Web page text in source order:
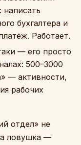
написать
бухгалтера и
Работает.
— его просто
500–3000
— активности,
рабочих
отдел» не
ловушка —